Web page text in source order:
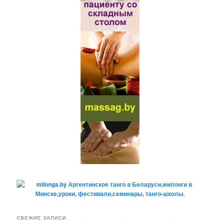
СВЕЖИЕ ЗАПИСИ